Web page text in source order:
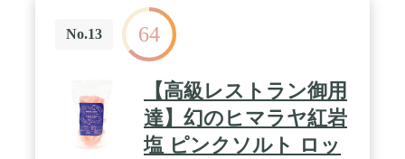
No.13 64
【高級レストラン御用
達】幻のヒマラヤ紅岩
塩 ピンクソルト ロッ